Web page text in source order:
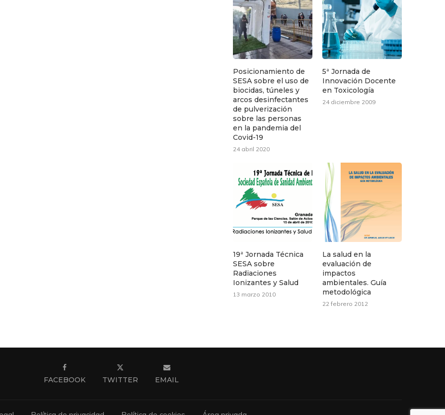
Posicionamiento de
SESA sobre el uso de
biocidas, túneles y
arcos desinfectantes
de pulverización
sobre las personas
en la pandemia del
Covid-19
24 abril 2020
5ª Jornada de
Innovación Docente
en Toxicología
24 diciembre 2009
19ª Jornada Técnica
SESA sobre
Radiaciones
Ionizantes y Salud
13 marzo 2010
La salud en la
evaluación de
impactos
ambientales. Guía
metodológica
22 febrero 2012
FACEBOOK TWITTER EMAIL